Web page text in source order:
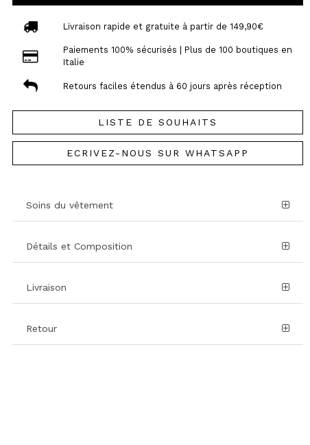
Livraison rapide et gratuite à partir de 149,90€
Paiements 100% sécurisés | Plus de 100 boutiques en
Italie
Retours faciles étendus à 60 jours après réception
LISTE DE SOUHAITS
ECRIVEZ-NOUS SUR WHATSAPP
Soins du vêtement
Détails et Composition
Livraison
Retour